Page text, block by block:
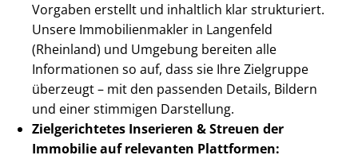
Vorgaben erstellt und inhaltlich klar strukturiert.
Unsere Im­mo­bi­li­en­mak­ler in Langenfeld
(Rheinland) und Umgebung bereiten alle
Informationen so auf, dass sie Ihre Zielgruppe
überzeugt – mit den passenden Details, Bildern
und einer stimmigen Darstellung.
Zielgerichtetes Inserieren & Streuen der
Immobilie auf relevanten Plattformen: